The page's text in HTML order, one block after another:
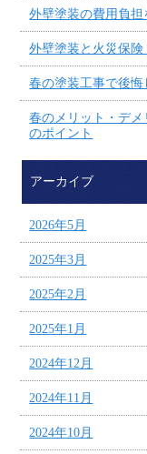
外壁塗装の費用負
外壁塗装と火災保
春の塗装工事で後
春のメリット・デ
のポイント
アーカイブ
2026年5月
2025年3月
2025年2月
2025年1月
2024年12月
2024年11月
2024年10月